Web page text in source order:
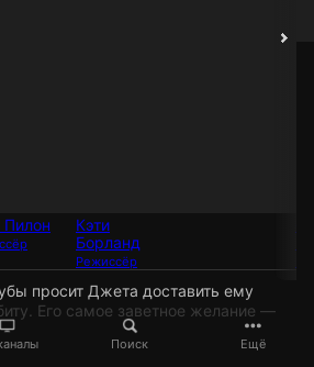
Поиск Ещё
Пилон
Кэти
Борланд
Режиссёр
просит Джета доставить ему
Его самое заветное желание —